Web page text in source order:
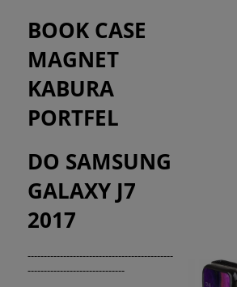
BOOK CASE
MAGNET
KABURA
PORTFEL
DO SAMSUNG
GALAXY J7
2017
---------------------------------------------
------------------------------